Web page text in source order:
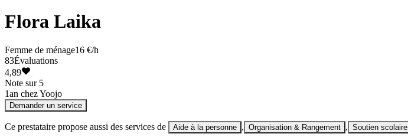
Flora Laika
Femme de ménage16 €/h
83Évaluations
4,89
Note sur 5
1an chez Yoojo
Demander un service
Ce prestataire propose aussi des services de Aide à la personne , Organisation & Rangement , Soutien scolaire